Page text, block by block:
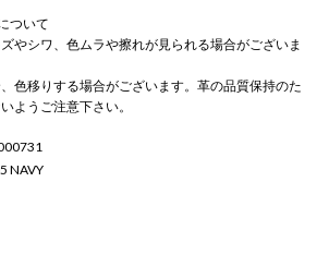
ついて
やシワ、色ムラや擦れが見られる場合がございま
色移りする場合がございます。革の品質保持のた
ようご注意下さい。
NAVY